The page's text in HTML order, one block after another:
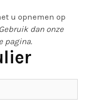
u opnemen op
Gebruik dan onze
pagina.